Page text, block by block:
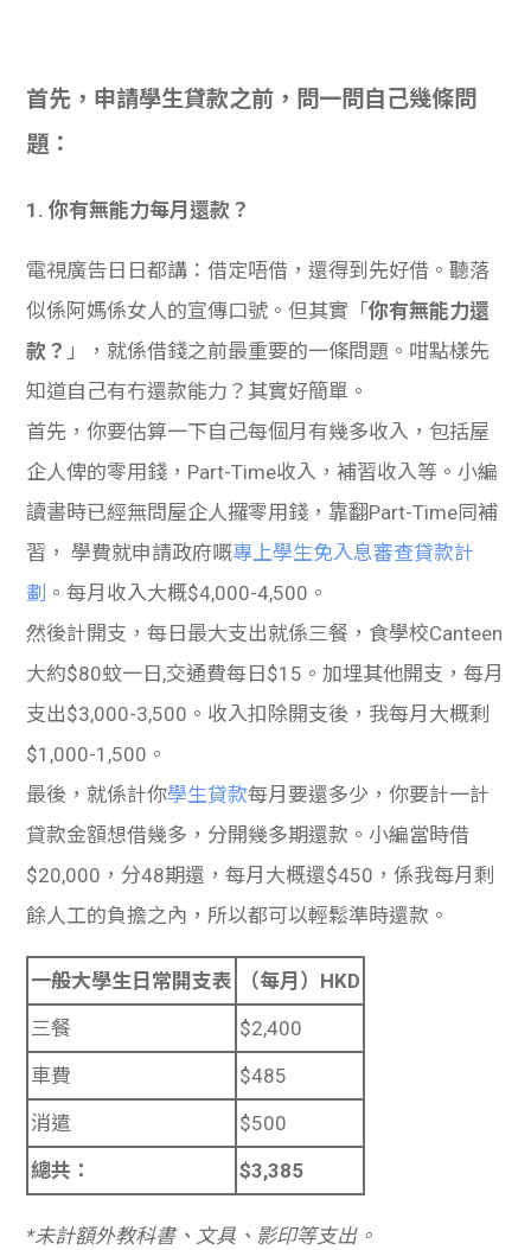
首先，申請學生貸款之前，問一問自己幾條問
題：
1. 你有無能力每月還款？
電視廣告日日都講：借定唔借，還得到先好借。聽落
似係阿媽係女人的宣傳口號。但其實「你有無能力還
款？ 」，就係借錢之前最重要的一條問題。咁點樣先
知道自己有冇還款能力？其實好簡單。
首先，你要估算一下自己每個月有幾多收入，包括屋
企人俾的零用錢，Part-Time收入，補習收入等。小編
讀書時已經無問屋企人攞零用錢，靠翻Part-Time同補
習， 學費就申請政府嘅專上學生免入息審查貸款計
劃 。每月收入大概$4,000-4,500。
然後計開支，每日最大支出就係三餐，食學校Canteen
大約$80蚊一日,交通費每日$15。加埋其他開支，每月
支出$3,000-3,500。收入扣除開支後，我每月大概剩
$1,000-1,500。
最後，就係計你學生貸款每月要還多少，你要計一計
貸款金額想借幾多，分開幾多期還款。小編當時借
$20,000，分48期還，每月大概還$450，係我每月剩
餘人工的負擔之內，所以都可以輕鬆準時還款。
一般大學生日常開支表
（每月）HKD
三餐
$2,400
車費
$485
消遣
$500
總共：
$3,385
*未計額外教科書、文具、影印等支出。